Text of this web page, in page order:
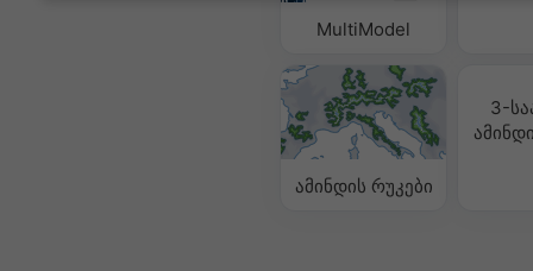
MultiModel
ამინდის რუკები
3-